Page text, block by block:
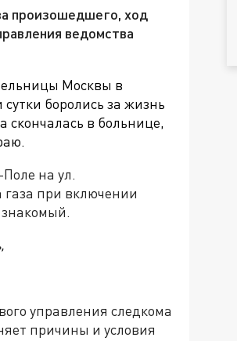
произошедшего, ход
ведомства
Москвы в
боролись за жизнь
в больнице,
на ул.
при включении
управления следкома
причины и условия